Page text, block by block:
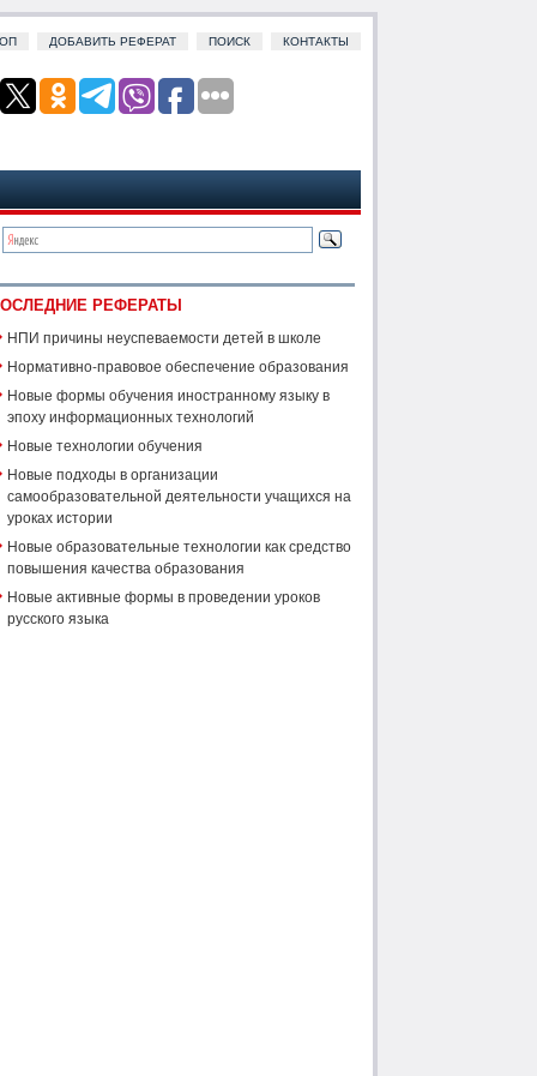
ДОБАВИТЬ РЕФЕРАТ ПОИСК КОНТАКТЫ
РЕФЕРАТЫ
НПИ причины неуспеваемости детей в школе
Нормативно-правовое обеспечение образования
Новые формы обучения иностранному языку в
эпоху информационных технологий
Новые технологии обучения
Новые подходы в организации
самообразовательной деятельности учащихся на
уроках истории
Новые образовательные технологии как средство
повышения качества образования
Новые активные формы в проведении уроков
русского языка